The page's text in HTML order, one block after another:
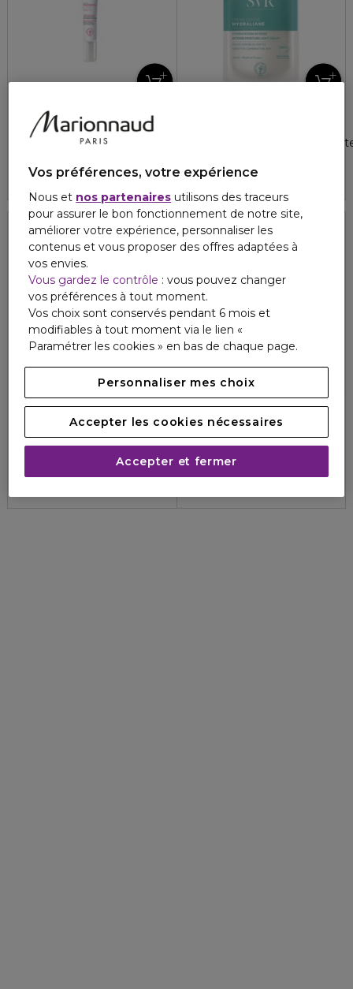
LABORATOIRE SVR
TOPIALYSE PALPEBRAL
Crème appaisante anti-grattage paupières irritées
22,50 €
Crème légère hydratation
21,00 €
SPF 50+
LABORATOIRE SVR
CLAIRIAL CREME SPF50+
Très haute protection solaire anti-taches
39,80 €
LABORATOIRE SVR
SVR/HYDRALIANE
Crème hydratation intense
Vos préférences, votre expérience
Nous et nos partenaires utilisons des traceurs
pour assurer le bon fonctionnement de notre site,
améliorer votre expérience, personnaliser les
contenus et vous proposer des offres adaptées à
vos envies.
Vous gardez le contrôle : vous pouvez changer
vos préférences à tout moment.
Vos choix sont conservés pendant 6 mois et
modifiables à tout moment via le lien «
Paramétrer les cookies » en bas de chaque page.
Personnaliser mes choix
Accepter les cookies nécessaires
Accepter et fermer